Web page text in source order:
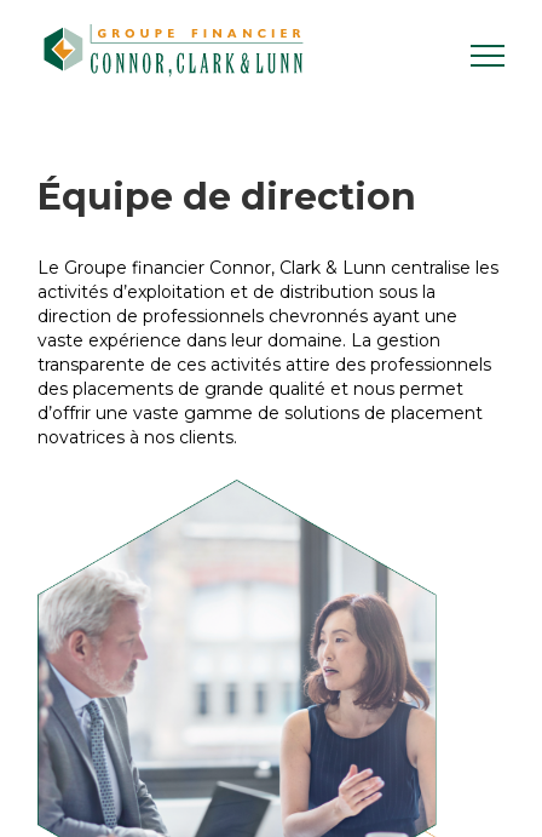
content
Équipe de direction
Le Groupe financier Connor, Clark & Lunn centralise les
activités d’exploitation et de distribution sous la
direction de professionnels chevronnés ayant une
vaste expérience dans leur domaine. La gestion
transparente de ces activités attire des professionnels
des placements de grande qualité et nous permet
d’offrir une vaste gamme de solutions de placement
novatrices à nos clients.